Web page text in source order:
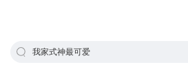
我家式神最可爱